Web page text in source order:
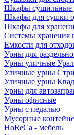
Шкафы сушильные
Шкафы для сушки
Шкафы для
Системы хранения
Емкости для
Урны для
Урны уличные
Уличные урны
Уличные урны
Урны для
Урны офисные
Урны с педалью
Мусорные
HoReCa - мебель